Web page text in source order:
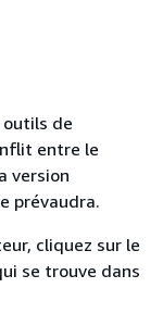
de
entre le
version
prévaudra.
cliquez sur le
se trouve dans